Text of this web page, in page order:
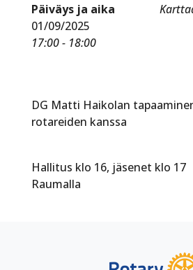
Päiväys ja aika
01/09/2025
17:00 - 18:00
DG Matti Haikolan
rotareiden kanssa
Hallitus klo 16, jäsenet klo 17
Raumalla